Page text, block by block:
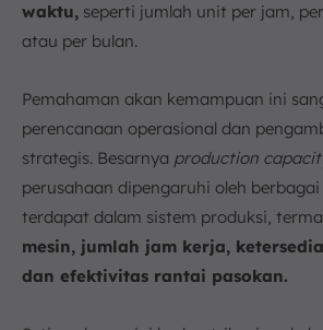
waktu, seperti jumlah unit per jam,
atau per bulan.
Pemahaman akan kemampuan ini
perencanaan operasional dan
strategis. Besarnya production
perusahaan dipengaruhi oleh
terdapat dalam sistem produksi,
mesin, jumlah jam kerja,
dan efektivitas rantai pasokan.